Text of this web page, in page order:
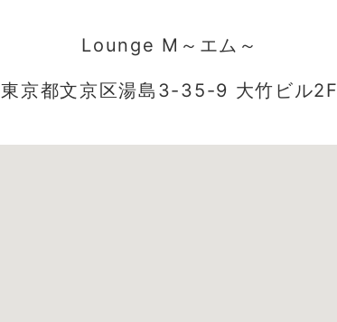
Lounge M～エム～
東京都文京区湯島3-35-9 大竹ビル2F